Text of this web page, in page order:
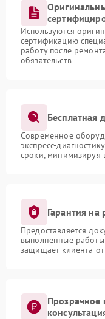
Используются
сертификацию
работу после
обязательств
Бесплатная
Современное
экспресс-
сроки, минимизируя
Гарантия на
Предоставляется
выполненные
защищает клиента
Прозрачное